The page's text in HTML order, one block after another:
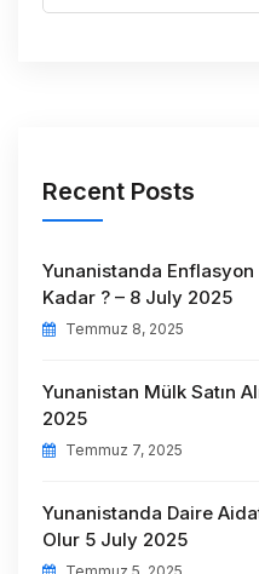
Recent Posts
Yunanistanda
Kadar ? – 8 July 2025
Temmuz 8, 2025
Yunanistan Mülk Satın
2025
Temmuz 7, 2025
Yunanistanda Daire
Olur 5 July 2025